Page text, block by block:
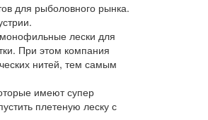
для рыболовного рынка.
лески для
При этом компания
нитей, тем самым
имеют супер
плетеную леску с